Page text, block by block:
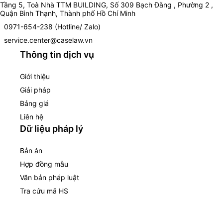
Tầng 5, Toà Nhà TTM BUILDING, Số 309 Bạch Đằng , Phường 2 ,
Quận Bình Thạnh, Thành phố Hồ Chí Minh
0971-654-238 (Hotline/ Zalo)
service.center@caselaw.vn
Thông tin dịch vụ
Giới thiệu
Giải pháp
Bảng giá
Liên hệ
Dữ liệu pháp lý
Bản án
Hợp đồng mẫu
Văn bản pháp luật
Tra cứu mã HS